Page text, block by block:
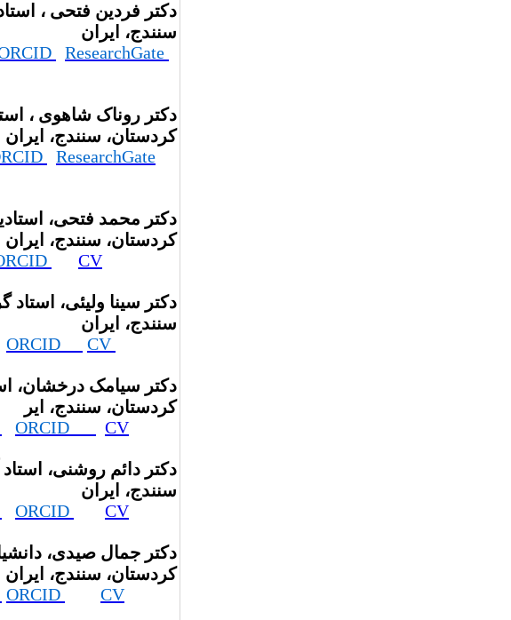
دکتر فردین فتحی ،
سنندج، ایران
ResearchGate
دکتر روناک شاهوی ،
کردستان، سنندج، ایران
ResearchGate
دکتر محمد فتحی،
کردستان، سنندج، ایران
CV
دکتر سینا ولیئی،
سنندج، ایران
ORCID
CV
دکتر سیامک درخشان،
کردستان، سنندج، ایر
ORCID
CV
دکتر دائم روشنی،
سنندج، ایران
ORCID
CV
دکتر جمال صیدی،
کردستان، سنندج، ایران
ORCID
CV